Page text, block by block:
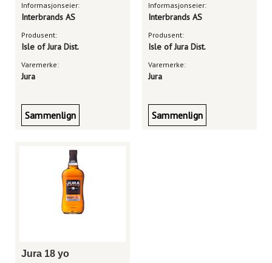
Informasjonseier:
Interbrands AS
Produsent:
Isle of Jura Dist.
Varemerke:
Jura
Sammenlign
Informasjonseier:
Interbrands AS
Produsent:
Isle of Jura Dist.
Varemerke:
Jura
Sammenlign
Jura 18 yo